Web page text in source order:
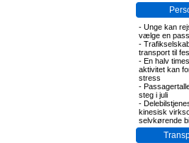
- Unge kan
vælge en
-
transport til
- En halv
aktivitet kan
stress
-
steg i juli
-
kinesisk
selvkørende